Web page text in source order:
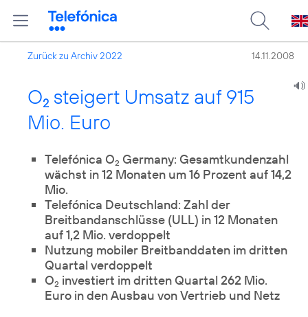
Zurück zu Archiv 2022 14.11.2008
O2 steigert Umsatz auf 915
Mio. Euro
Telefónica O2 Germany: Gesamtkundenzahl
wächst in 12 Monaten um 16 Prozent auf 14,2
Mio.
Telefónica Deutschland: Zahl der
Breitbandanschlüsse (ULL) in 12 Monaten
auf 1,2 Mio. verdoppelt
Nutzung mobiler Breitbanddaten im dritten
Quartal verdoppelt
O2 investiert im dritten Quartal 262 Mio.
Euro in den Ausbau von Vertrieb und Netz